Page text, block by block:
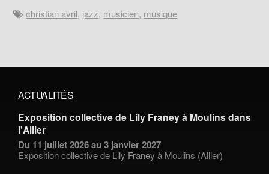
christian avril, jazz, musicien, musique
ACTUALITÉS
Exposition collective de Lily Franey à Moulins dans
l'Allier
Du 11 juillet 2026 au 3 janvier 2027
Exposition collective de Lily Franey à Moulins (Allier)